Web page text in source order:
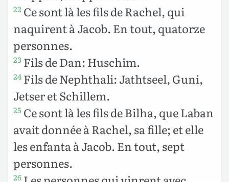
22 Ce sont là les fils de Rachel, qui
naquirent à Jacob. En tout, quatorze
personnes.
23 Fils de Dan: Huschim.
24 Fils de Nephthali: Jathtseel, Guni,
Jetser et Schillem.
25 Ce sont là les fils de Bilha, que Laban
avait donnée à Rachel, sa fille; et elle
les enfanta à Jacob. En tout, sept
personnes.
26